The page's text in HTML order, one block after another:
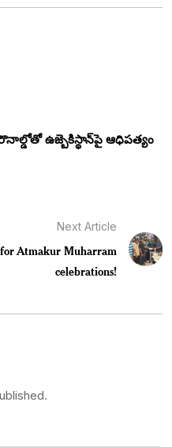
ఉజ్బెకిస్థాన్‌పై ఆధిపత్యం
Next Article
for Atmakur Muharram
celebrations!